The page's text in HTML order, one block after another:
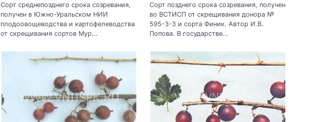
Сорт среднепозднего срока созревания,
получен в Южно-Уральском НИИ
плодоовощеводства и картофелеводства
от скрещивания сортов Мур...
Сорт позднего срока созревания, получен
во ВСТИСП от скрещивания донора №
595-3-3 и сорта Финик. Автор И.В.
Попова. В государстве...